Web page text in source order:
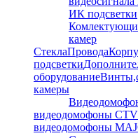
ИК подсветки
камер
СтеклаПровода
подсветки
оборудование
камеры
видеодомофоны CTV
видеодомофоны